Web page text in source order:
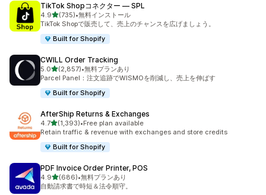
TikTok Shopコネクター — SPL
4.95つ星中
(735)
合計レビュー数：735件
•無料インストール
TikTok Shopで販売して、売上のチャンスを広げましょう。
Built for Shopify
CWILL Order Tracking
5.05つ星中
(2,857)
合計レビュー数：2857件
•無料プランあり
Parcel Panel：注文追跡でWISMOを削減し、売上を伸ばす
Built for Shopify
AfterShip Returns & Exchanges
4.75つ星中
(1,393)
合計レビュー数：1393件
•Free plan available
Retain traffic & revenue with exchanges and store credits
Built for Shopify
PDF Invoice Order Printer, POS
4.95つ星中
(686)
合計レビュー数：686件
•無料プランあり
自動請求書で時短＆法令順守。